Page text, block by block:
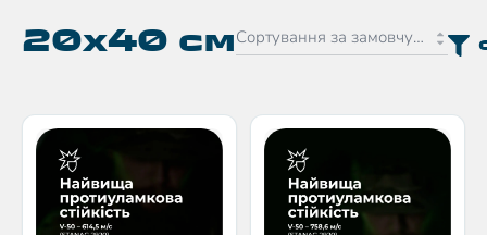
20x40 см